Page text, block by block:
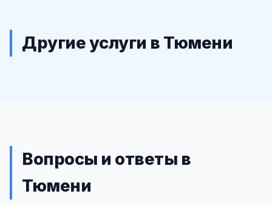
Другие услуги в Тюмени
Вопросы и ответы в
Тюмени